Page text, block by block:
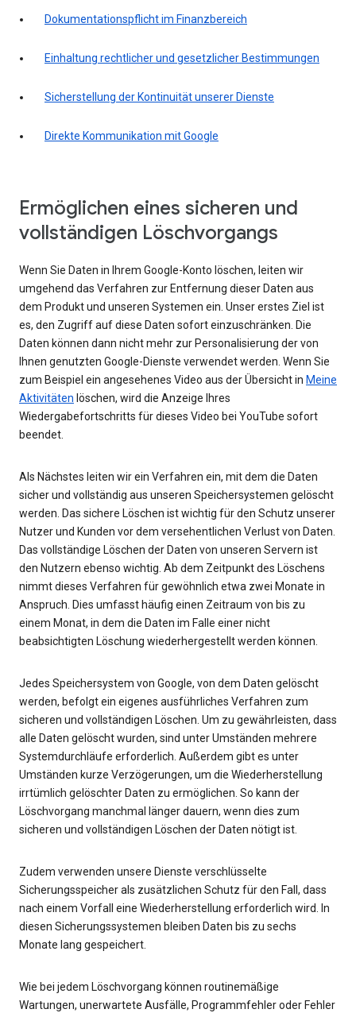
Dokumentationspflicht im Finanzbereich
Einhaltung rechtlicher und gesetzlicher Bestimmungen
Sicherstellung der Kontinuität unserer Dienste
Direkte Kommunikation mit Google
Ermöglichen eines sicheren und
vollständigen Löschvorgangs
Wenn Sie Daten in Ihrem Google-Konto löschen, leiten wir
umgehend das Verfahren zur Entfernung dieser Daten aus
dem Produkt und unseren Systemen ein. Unser erstes Ziel ist
es, den Zugriff auf diese Daten sofort einzuschränken. Die
Daten können dann nicht mehr zur Personalisierung der von
Ihnen genutzten Google-Dienste verwendet werden. Wenn Sie
zum Beispiel ein angesehenes Video aus der Übersicht in Meine
Aktivitäten löschen, wird die Anzeige Ihres
Wiedergabefortschritts für dieses Video bei YouTube sofort
beendet.
Als Nächstes leiten wir ein Verfahren ein, mit dem die Daten
sicher und vollständig aus unseren Speichersystemen gelöscht
werden. Das sichere Löschen ist wichtig für den Schutz unserer
Nutzer und Kunden vor dem versehentlichen Verlust von Daten.
Das vollständige Löschen der Daten von unseren Servern ist
den Nutzern ebenso wichtig. Ab dem Zeitpunkt des Löschens
nimmt dieses Verfahren für gewöhnlich etwa zwei Monate in
Anspruch. Dies umfasst häufig einen Zeitraum von bis zu
einem Monat, in dem die Daten im Falle einer nicht
beabsichtigten Löschung wiederhergestellt werden können.
Jedes Speichersystem von Google, von dem Daten gelöscht
werden, befolgt ein eigenes ausführliches Verfahren zum
sicheren und vollständigen Löschen. Um zu gewährleisten, dass
alle Daten gelöscht wurden, sind unter Umständen mehrere
Systemdurchläufe erforderlich. Außerdem gibt es unter
Umständen kurze Verzögerungen, um die Wiederherstellung
irrtümlich gelöschter Daten zu ermöglichen. So kann der
Löschvorgang manchmal länger dauern, wenn dies zum
sicheren und vollständigen Löschen der Daten nötigt ist.
Zudem verwenden unsere Dienste verschlüsselte
Sicherungsspeicher als zusätzlichen Schutz für den Fall, dass
nach einem Vorfall eine Wiederherstellung erforderlich wird. In
diesen Sicherungssystemen bleiben Daten bis zu sechs
Monate lang gespeichert.
Wie bei jedem Löschvorgang können routinemäßige
Wartungen, unerwartete Ausfälle, Programmfehler oder Fehler